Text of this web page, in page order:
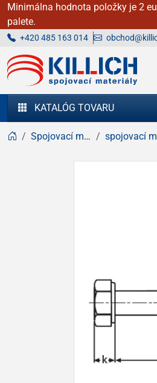
Minimálna hodnota položky je 2
palete.
+420 485 163 014
KILLICH - Spojovacie materiály
KATALÓG TOVARU
Spojovací materiál spojovací